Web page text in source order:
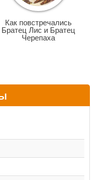
Как повстречались
Братец Лис и Братец
Черепаха